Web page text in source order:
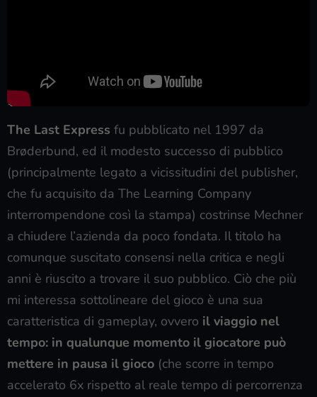
The Last Express fu pubblicato nel 1997 da
Brøderbund, ed il modesto successo di pubblico
(principalmente legato a vicissitudini del publisher,
che fu acquisito da The Learning Company
interrompendone così la stampa) costrinse Mechner
a chiudere l’azienda da poco fondata. Il titolo ha
comunque suscitato consensi nella critica e negli
anni è riuscito a trovare il suo pubblico. Ciò che più
mi interessa sottolineare del gioco è una sua
caratteristica di gameplay, ovvero il viaggio nel
tempo: in qualunque momento il giocatore può
mettere in pausa il gioco (che scorre in tempo
accelerato 6x rispetto al reale tempo di percorrenza